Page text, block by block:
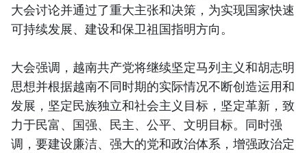
大会讨论并通过了重大主张和决策，为实现国家快速
可持续发展、建设和保卫祖国指明方向。
大会强调，越南共产党将继续坚定马列主义和胡志明
思想并根据越南不同时期的实际情况不断创造运用和
发展，坚定民族独立和社会主义目标，坚定革新，致
力于民富、国强、民主、公平、文明目标。同时强
调，要建设廉洁、强大的党和政治体系，增强政治定